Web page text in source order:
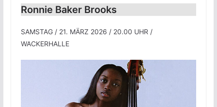
Ronnie Baker Brooks
SAMSTAG / 21. MÄRZ 2026 / 20.00 UHR /
WACKERHALLE